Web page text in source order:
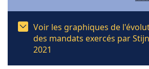
Voir les graphiques de
des mandats exercés par
2021